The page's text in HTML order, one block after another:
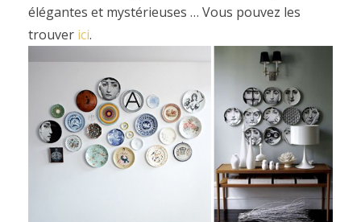
élégantes et mystérieuses … Vous pouvez les
trouver ici.